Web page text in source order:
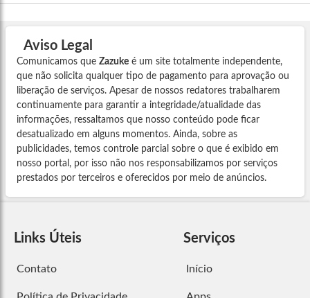
Aviso Legal
Comunicamos que Zazuke é um site totalmente independente,
que não solicita qualquer tipo de pagamento para aprovação ou
liberação de serviços. Apesar de nossos redatores trabalharem
continuamente para garantir a integridade/atualidade das
informações, ressaltamos que nosso conteúdo pode ficar
desatualizado em alguns momentos. Ainda, sobre as
publicidades, temos controle parcial sobre o que é exibido em
nosso portal, por isso não nos responsabilizamos por serviços
prestados por terceiros e oferecidos por meio de anúncios.
Links Úteis
Contato
Serviços
Início